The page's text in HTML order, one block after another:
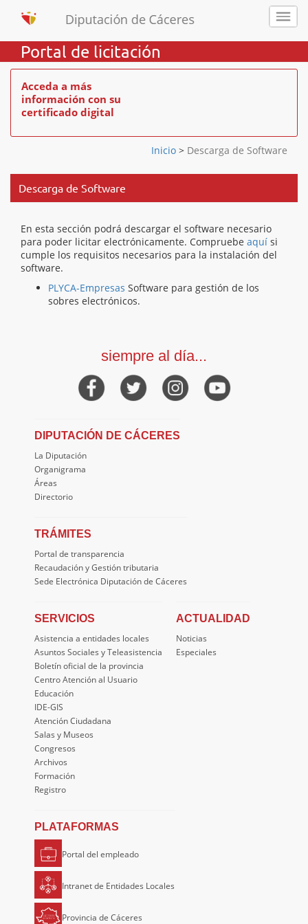
Portal de licitación
Acceda a más
información con su
certificado digital
Inicio > Descarga de Software
Descarga de Software
En esta sección podrá descargar el software necesario
para poder licitar electrónicamente. Compruebe aquí si
cumple los requisitos necesarios para la instalación del
software.
PLYCA-Empresas Software para gestión de los
sobres electrónicos.
siempre al día...
DIPUTACIÓN DE CÁCERES
La Diputación
Organigrama
Áreas
Directorio
TRÁMITES
Portal de transparencia
Recaudación y Gestión tributaria
Sede Electrónica Diputación de Cáceres
SERVICIOS
Asistencia a entidades locales
Asuntos Sociales y Teleasistencia
Boletín oficial de la provincia
Centro Atención al Usuario
Educación
IDE-GIS
Atención Ciudadana
Salas y Museos
Congresos
Archivos
Formación
Registro
ACTUALIDAD
Noticias
Especiales
PLATAFORMAS
Portal del empleado
Intranet de Entidades Locales
Provincia de Cáceres